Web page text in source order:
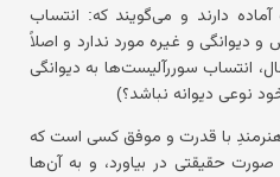
آماده دارند و می‌گویند که: انتساب
دیوانگی و غیره مورد ندارد و اصلاً
انتساب سوررآلیست‌ها به دیوانگی
نوعی دیوانه نباشد؟)
با قدرت و موفق کسی است که
صورت حقیقتی در بیاورد، و به آن‌ها